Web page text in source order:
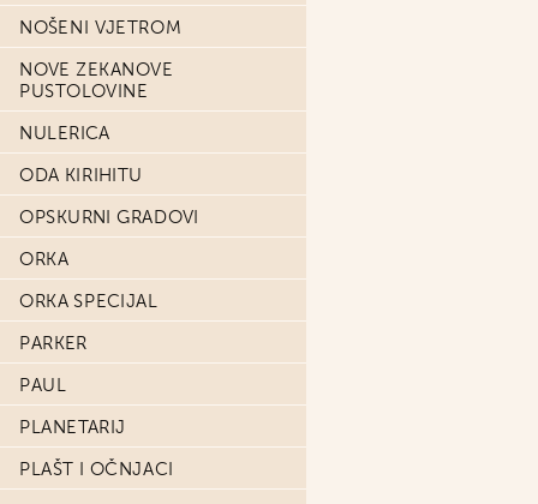
NOŠENI VJETROM
NOVE ZEKANOVE
PUSTOLOVINE
NULERICA
ODA KIRIHITU
OPSKURNI GRADOVI
ORKA
ORKA SPECIJAL
PARKER
PAUL
PLANETARIJ
PLAŠT I OČNJACI